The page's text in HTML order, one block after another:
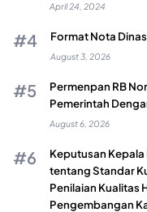
April 24, 2024
Format Nota
August 3, 2026
Permenpan RB
Pemerintah
August 6, 2026
Keputusan
tentang Standar
Penilaian Kualitas
Pengembangan